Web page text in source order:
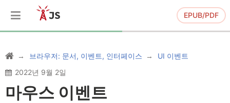
EPUB/PDF
브라우저: 문서, 이벤트, 인터페이스
UI 이벤트
2022년 9월 2일
마우스 이벤트